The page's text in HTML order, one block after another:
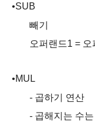
•SUB
빼기
오퍼랜드1 = 오
•MUL
- 곱하기 연산
- 곱해지는 수는